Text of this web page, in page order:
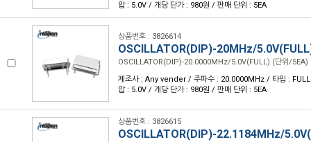
압 : 5.0V / 개당 단가 : 980원 / 판매 단위 : 5EA
상품번호 : 3826614
OSCILLATOR(DIP)-20MHz/
OSCILLATOR(DIP)-20.0000MHz/5.0V(FULL) (단위/5EA)
제조사 : Any vender / 주파수 : 20.0000MHz / 타입 :
압 : 5.0V / 개당 단가 : 980원 / 판매 단위 : 5EA
상품번호 : 3826615
OSCILLATOR(DIP)-22.1184MHz/